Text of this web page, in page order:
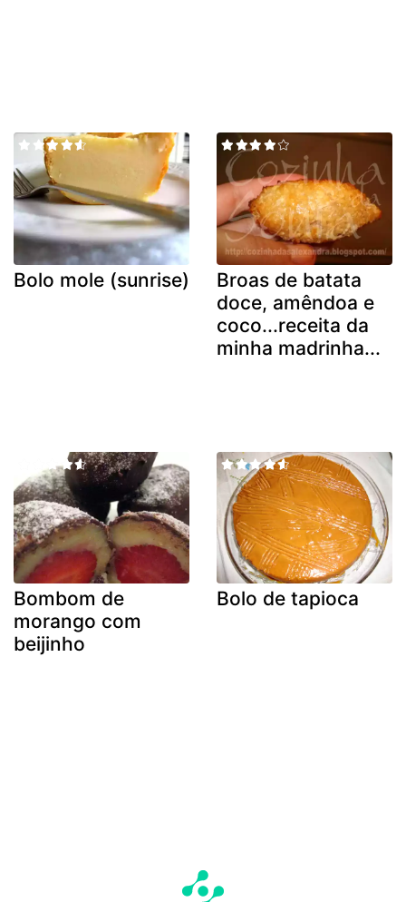
Bolo mole (sunrise)
Broas de batata
doce, amêndoa e
coco...receita da
minha madrinha...
Bombom de
morango com
beijinho
Bolo de tapioca